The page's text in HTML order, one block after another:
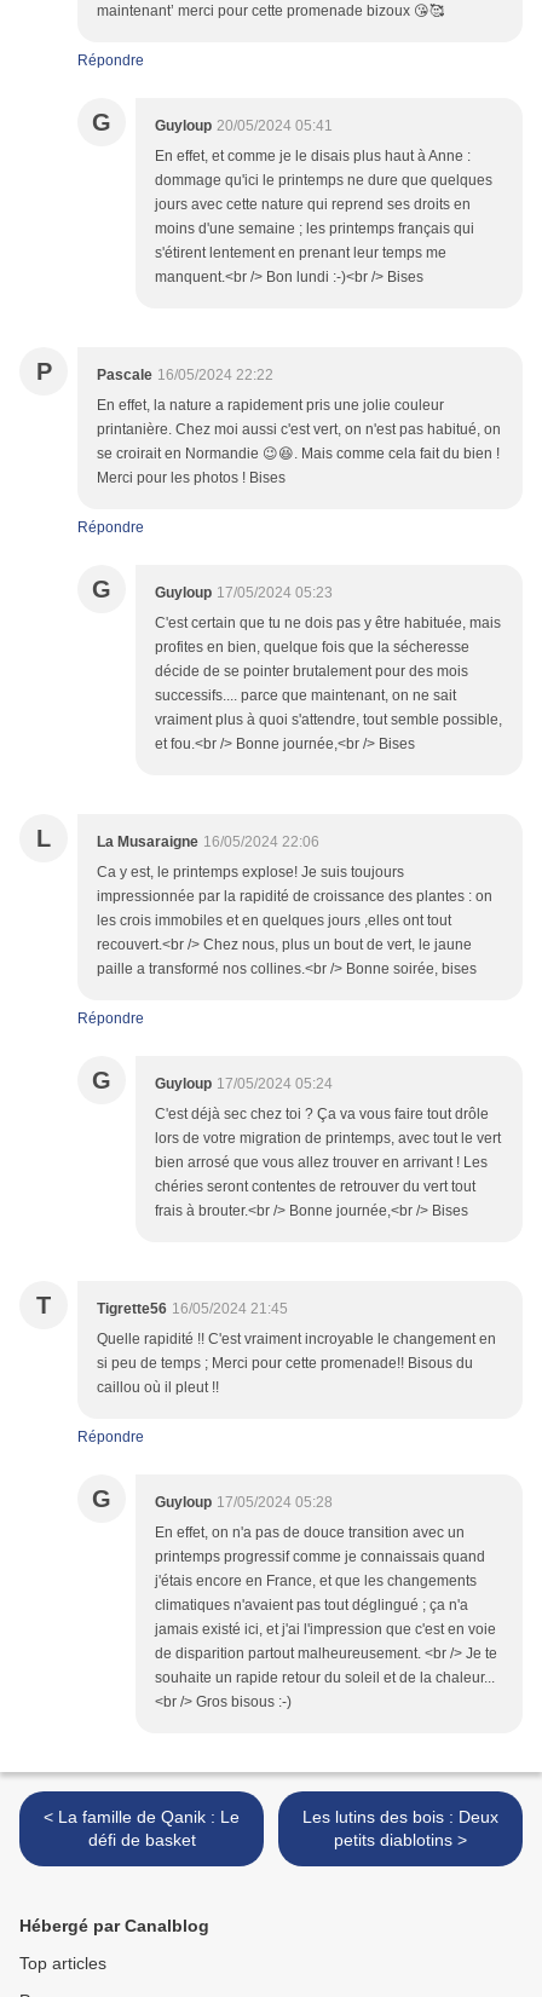
maintenant’ merci pour cette promenade bizoux 😘🥰
Répondre
G Guyloup 20/05/2024 05:41
En effet, et comme je le disais plus haut à Anne :
dommage qu'ici le printemps ne dure que quelques
jours avec cette nature qui reprend ses droits en
moins d'une semaine ; les printemps français qui
s'étirent lentement en prenant leur temps me
manquent.<br /> Bon lundi :-)<br /> Bises
P Pascale 16/05/2024 22:22
En effet, la nature a rapidement pris une jolie couleur
printanière. Chez moi aussi c'est vert, on n'est pas habitué, on
se croirait en Normandie 😉😆. Mais comme cela fait du bien !
Merci pour les photos ! Bises
Répondre
G Guyloup 17/05/2024 05:23
C'est certain que tu ne dois pas y être habituée, mais
profites en bien, quelque fois que la sécheresse
décide de se pointer brutalement pour des mois
successifs.... parce que maintenant, on ne sait
vraiment plus à quoi s'attendre, tout semble possible,
et fou.<br /> Bonne journée,<br /> Bises
L La Musaraigne 16/05/2024 22:06
Ca y est, le printemps explose! Je suis toujours
impressionnée par la rapidité de croissance des plantes : on
les crois immobiles et en quelques jours ,elles ont tout
recouvert.<br /> Chez nous, plus un bout de vert, le jaune
paille a transformé nos collines.<br /> Bonne soirée, bises
Répondre
G Guyloup 17/05/2024 05:24
C'est déjà sec chez toi ? Ça va vous faire tout drôle
lors de votre migration de printemps, avec tout le vert
bien arrosé que vous allez trouver en arrivant ! Les
chéries seront contentes de retrouver du vert tout
frais à brouter.<br /> Bonne journée,<br /> Bises
T Tigrette56 16/05/2024 21:45
Quelle rapidité !! C'est vraiment incroyable le changement en
si peu de temps ; Merci pour cette promenade!! Bisous du
caillou où il pleut !!
Répondre
G Guyloup 17/05/2024 05:28
En effet, on n'a pas de douce transition avec un
printemps progressif comme je connaissais quand
j'étais encore en France, et que les changements
climatiques n'avaient pas tout déglingué ; ça n'a
jamais existé ici, et j'ai l'impression que c'est en voie
de disparition partout malheureusement. <br /> Je te
souhaite un rapide retour du soleil et de la chaleur...
<br /> Gros bisous :-)
< La famille de Qanik : Le
défi de basket
Les lutins des bois : Deux
petits diablotins >
Hébergé par Canalblog
Top articles